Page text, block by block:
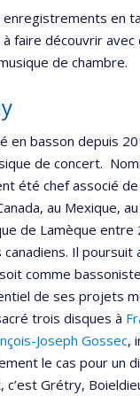
enregistrements en
faire découvrir
de chambre.
en basson depuis
de concert.
été chef associé
au Mexique,
de Lamèque
Il poursuit
comme
de ses projets
trois disques à
Joseph Gossec,
le cas pour un
c’est Grétry,